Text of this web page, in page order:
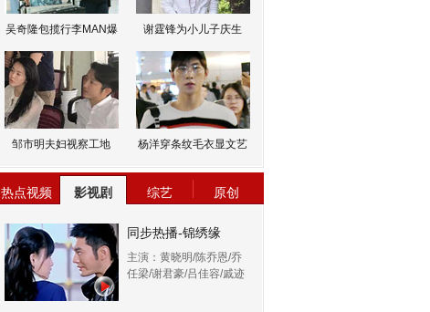
吴奇隆包揽行李MAN爆 谢霆锋为小儿子庆生
邹市明夫妇视察工地 杨洋穿条纹毛衣显文艺
热点视频 影视剧 综艺 原创
同步热播-锦绣缘
主演：黄晓明/陈乔恩/乔
任梁/谢君豪/吕佳容/戚迹